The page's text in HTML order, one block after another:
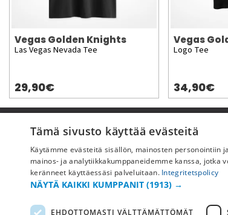
Vegas Golden Knights
Las Vegas Nevada Tee
29,90€
Vegas
Logo Tee
34,90€
Pyydä apua
Ostoehdot
Maksu & toimitus
Palautus ja vaihto
Yleisimmät kysymykset
Tämä sivusto käyttää evästeitä
Käytämme evästeitä sisällön, mainosten personointiin
mainos- ja analytiikkakumppaneidemme kanssa,
keränneet käyttäessäsi palveluitaan. Integritetspolicy
NÄYTÄ KAIKKI KUMPPANIT (1913) →
EHDOTTOMASTI VÄLTTÄMÄTTÖMÄT